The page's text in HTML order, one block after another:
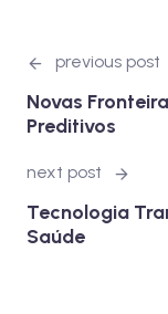
previous post
Novas
Preditivos
next post
Tecnologia
Saúde